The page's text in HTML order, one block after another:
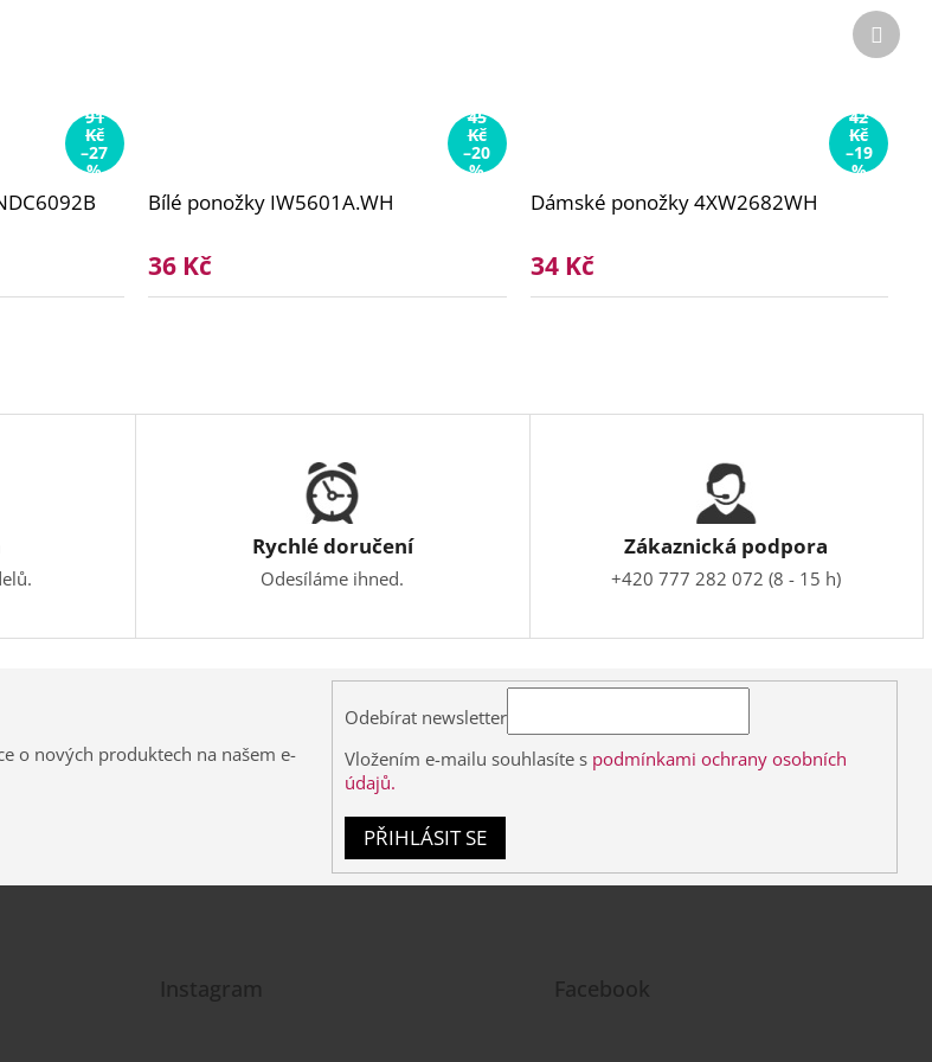
91
Kč
–27
%
45
Kč
–20
%
Bílé ponožky IW5601A.WH
36 Kč
42
Kč
–19
%
Dámské ponožky 4XW2682WH
34 Kč
Další
Rychlé doručení
Odesíláme ihned.
Zákaznická podpora
+420 777 282 072 (8 - 15 h)
o nových produktech na našem e-
Odebírat newsletter
Vložením e-mailu souhlasíte s podmínkami ochrany osobních
údajů.
PŘIHLÁSIT SE
Instagram Facebook